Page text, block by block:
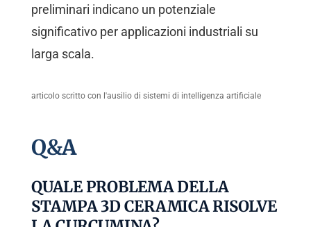
preliminari indicano un potenziale
significativo per applicazioni industriali su
larga scala.
articolo scritto con l'ausilio di sistemi di intelligenza artificiale
Q&A
QUALE PROBLEMA DELLA
STAMPA 3D CERAMICA RISOLVE